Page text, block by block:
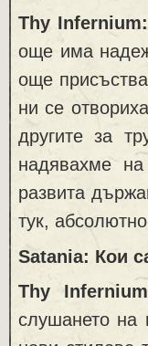
Thy Infernium:
още има
още
ни се
другите за
надявахме
развита
тук,
Satania: Кои
Thy
слушането на